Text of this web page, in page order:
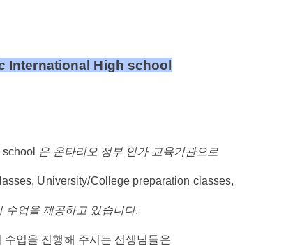
International High school
은 온타리오 정부 인가 교육기관으로
University/College preparation classes,
수업을 제공하고 있습니다.
업을 진행해 주시는 선생님들은